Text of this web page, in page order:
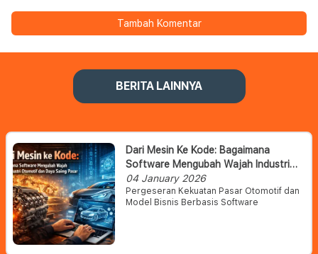
Tambah Komentar
BERITA LAINNYA
Dari Mesin Ke Kode: Bagaimana
Software Mengubah Wajah Industri
Otomotif Dan Daya Saing Pasar
04 January 2026
Pergeseran Kekuatan Pasar Otomotif dan
Model Bisnis Berbasis Software